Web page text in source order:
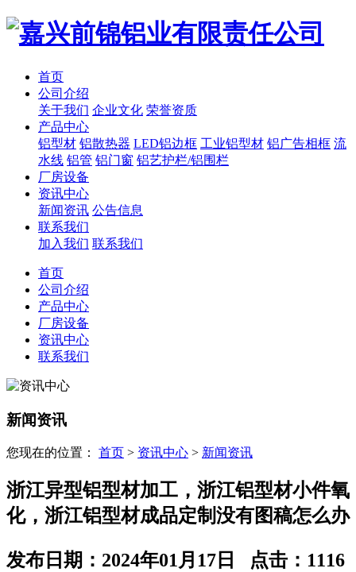
首页
公司介绍
关于我们 企业文化 荣誉资质
产品中心
铝型材 铝散热器 LED铝边框 工业铝型材 铝广告相框 流
水线 铝管 铝门窗 铝艺护栏/铝围栏
厂房设备
资讯中心
新闻资讯 公告信息
联系我们
加入我们 联系我们
首页
公司介绍
产品中心
厂房设备
资讯中心
联系我们
新闻资讯
您现在的位置： 首页 > 资讯中心 > 新闻资讯
浙江异型铝型材加工，浙江铝型材小件氧
化，浙江铝型材成品定制没有图稿怎么办
发布日期： 2024年01月17日 点击： 1116